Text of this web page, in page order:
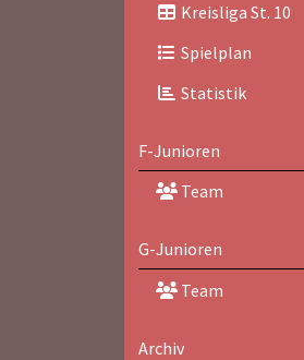
Kreisliga St. 10
Spielplan
Statistik
F-Junioren
Team
G-Junioren
Team
Archiv